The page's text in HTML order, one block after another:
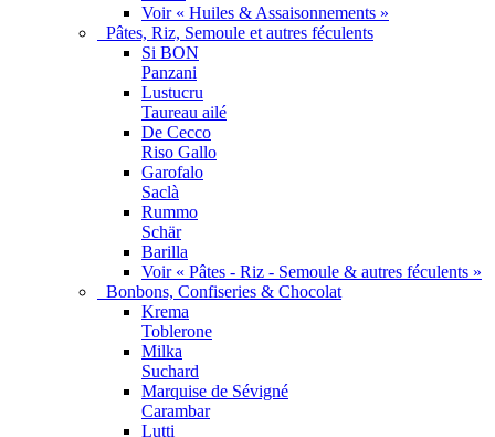
Voir « Huiles & Assaisonnements »
Pâtes, Riz, Semoule et autres féculents
Si BON
Panzani
Lustucru
Taureau ailé
De Cecco
Riso Gallo
Garofalo
Saclà
Rummo
Schär
Barilla
Voir « Pâtes - Riz - Semoule & autres féculents »
Bonbons, Confiseries & Chocolat
Krema
Toblerone
Milka
Suchard
Marquise de Sévigné
Carambar
Lutti